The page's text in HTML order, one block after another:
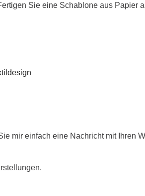
Sie eine Schablone aus Papier
mir einfach eine Nachricht mit Ihren